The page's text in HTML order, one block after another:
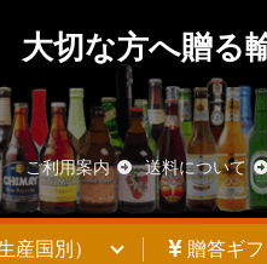
大切な方へ贈る
ご利用案内 送料について
産国別） 贈答ギフ